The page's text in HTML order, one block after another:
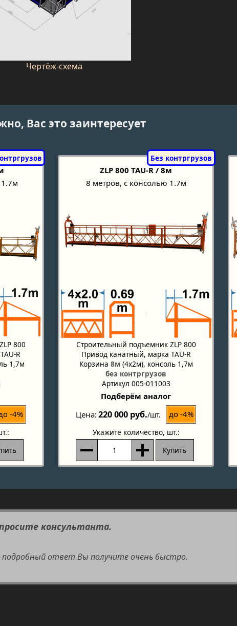
Чертёж-схема
Вас это заинтересует
800
R
1,7м
-4%
ZLP 800 TAU-R / 8м
8 метров, с консолью 1.7м
Строительный подъемник ZLP 800
Привод канатный, марка TAU-R
Корзина 8м(4х2м), консоль 1,7м
без контргрузов
Артикул 005-011003
Подберём аналог
Цена 220 000 руб./шт. до -4%
Укажите количество, шт.:
Купить
консультанта.
подробный ответ Вы получите очень быстро.